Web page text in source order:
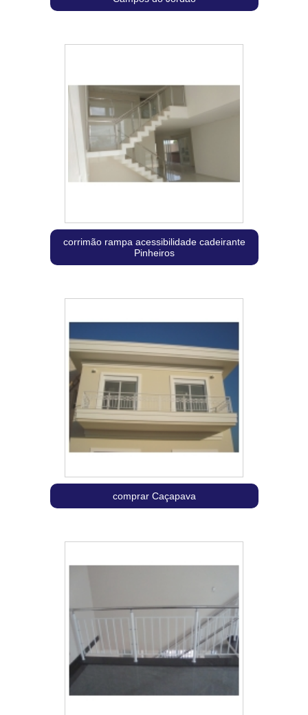
corrimão rampa acessibilidade cadeirante
Pinheiros
comprar Caçapava